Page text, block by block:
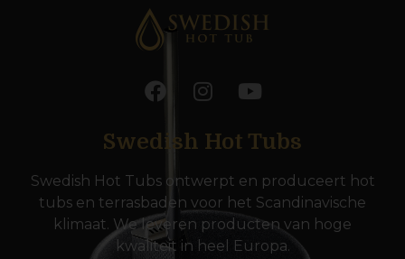
Swedish Hot Tubs
Swedish Hot Tubs ontwerpt en produceert hot
tubs en terrasbaden voor het Scandinavische
klimaat. We leveren producten van hoge
kwaliteit in heel Europa.